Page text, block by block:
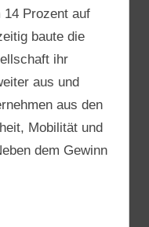
Prozent auf
baute die
ihr
aus und
aus den
Mobilität und
dem Gewinn